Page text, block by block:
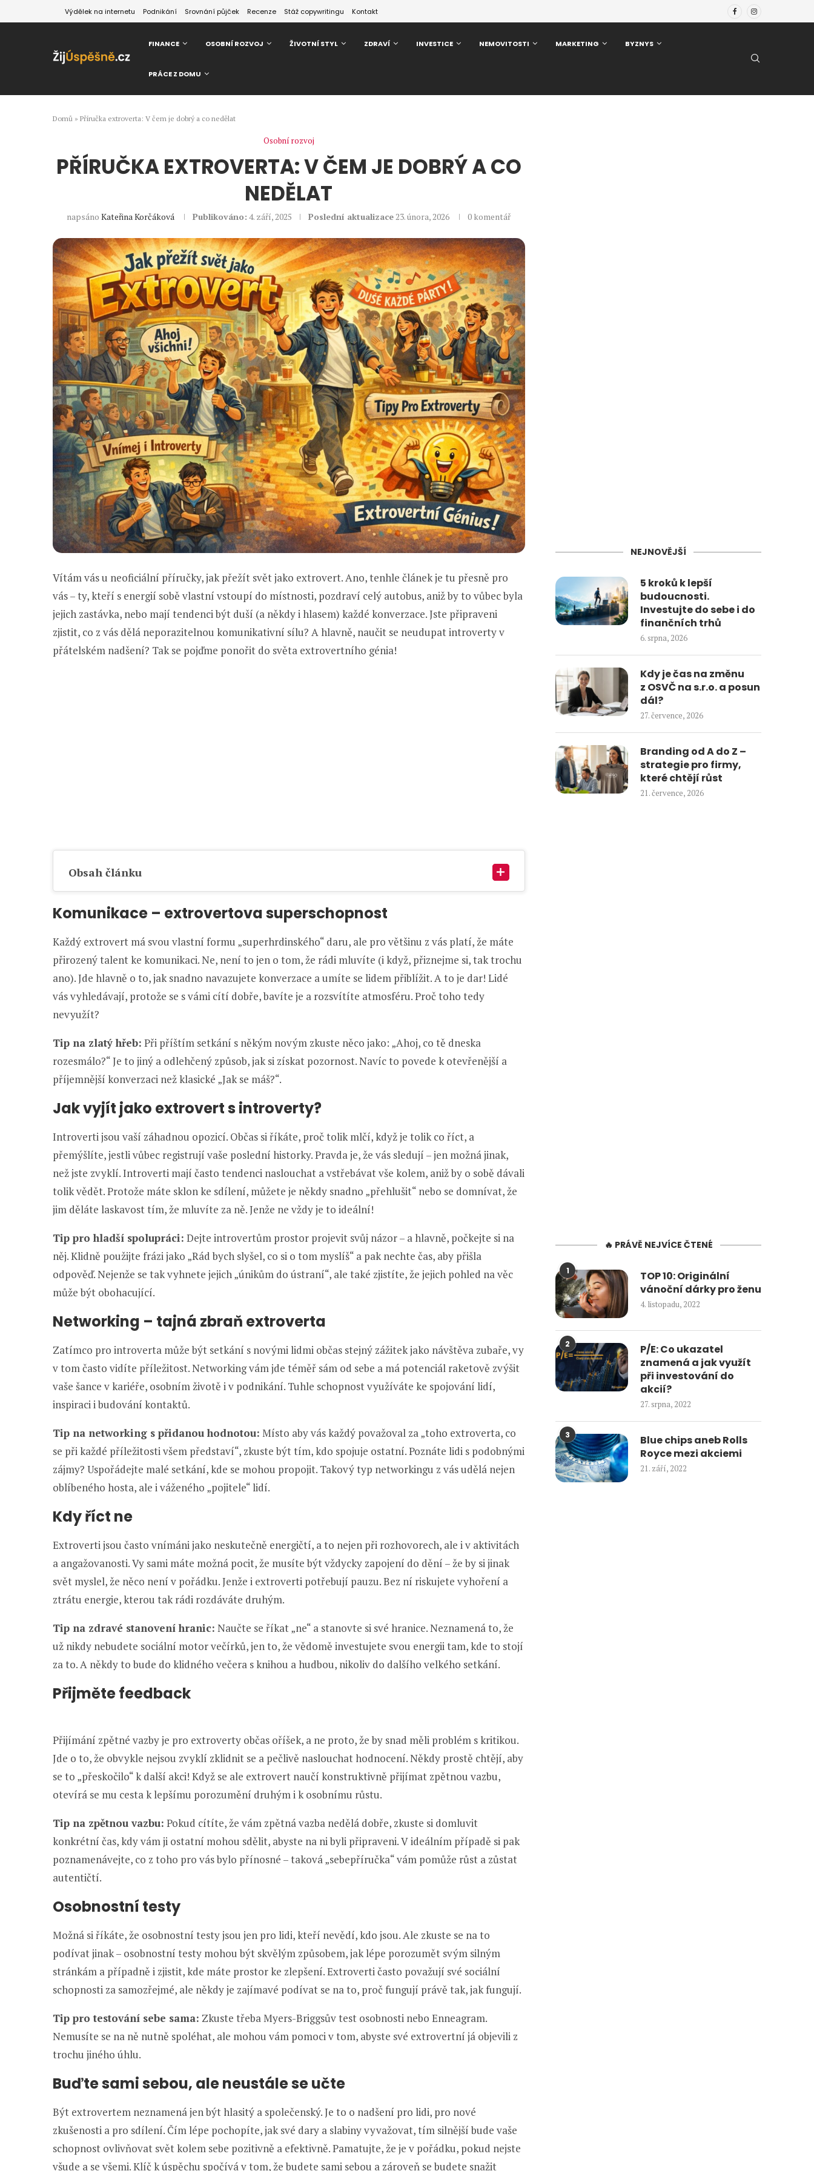
Výdělek na internetu Podnikání Srovnání půjček Recenze Stáž copywritingu Kontakt
FINANCE OSOBNÍ ROZVOJ ŽIVOTNÍ STYL ZDRAVÍ INVESTICE NEMOVITOSTI MARKETING BYZNYS
PRÁCE Z DOMU
Domů » Příručka extroverta: V čem je dobrý a co nedělat
Osobní rozvoj
PŘÍRUČKA EXTROVERTA: V ČEM JE DOBRÝ A CO
NEDĚLAT
napsánoKateřina Korčáková Publikováno: 4. září, 2025 Poslední aktualizace23. února, 2026 0 komentář
Vítám vás u neoficiální příručky, jak přežít svět jako extrovert. Ano, tenhle článek je tu přesně pro
vás – ty, kteří s energií sobě vlastní vstoupí do místnosti, pozdraví celý autobus, aniž by to vůbec byla
jejich zastávka, nebo mají tendenci být duší (a někdy i hlasem) každé konverzace. Jste připraveni
zjistit, co z vás dělá neporazitelnou komunikativní sílu? A hlavně, naučit se neudupat introverty v
přátelském nadšení? Tak se pojďme ponořit do světa extrovertního génia!
Obsah článku
Komunikace – extrovertova superschopnost
Každý extrovert má svou vlastní formu „superhrdinského“ daru, ale pro většinu z vás platí, že máte
přirozený talent ke komunikaci. Ne, není to jen o tom, že rádi mluvíte (i když, přiznejme si, tak trochu
ano). Jde hlavně o to, jak snadno navazujete konverzace a umíte se lidem přiblížit. A to je dar! Lidé
vás vyhledávají, protože se s vámi cítí dobře, bavíte je a rozsvítíte atmosféru. Proč toho tedy
nevyužít?
Tip na zlatý hřeb: Při příštím setkání s někým novým zkuste něco jako: „Ahoj, co tě dneska
rozesmálo?“ Je to jiný a odlehčený způsob, jak si získat pozornost. Navíc to povede k otevřenější a
příjemnější konverzaci než klasické „Jak se máš?“.
Jak vyjít jako extrovert s introverty?
Introverti jsou vaší záhadnou opozicí. Občas si říkáte, proč tolik mlčí, když je tolik co říct, a
přemýšlíte, jestli vůbec registrují vaše poslední historky. Pravda je, že vás sledují – jen možná jinak,
než jste zvyklí. Introverti mají často tendenci naslouchat a vstřebávat vše kolem, aniž by o sobě dávali
tolik vědět. Protože máte sklon ke sdílení, můžete je někdy snadno „přehlušit“ nebo se domnívat, že
jim děláte laskavost tím, že mluvíte za ně. Jenže ne vždy je to ideální!
Tip pro hladší spolupráci: Dejte introvertům prostor projevit svůj názor – a hlavně, počkejte si na
něj. Klidně použijte frázi jako „Rád bych slyšel, co si o tom myslíš“ a pak nechte čas, aby přišla
odpověď. Nejenže se tak vyhnete jejich „únikům do ústraní“, ale také zjistíte, že jejich pohled na věc
může být obohacující.
Networking – tajná zbraň extroverta
Zatímco pro introverta může být setkání s novými lidmi občas stejný zážitek jako návštěva zubaře, vy
v tom často vidíte příležitost. Networking vám jde téměř sám od sebe a má potenciál raketově zvýšit
vaše šance v kariéře, osobním životě i v podnikání. Tuhle schopnost využíváte ke spojování lidí,
inspiraci i budování kontaktů.
Tip na networking s přidanou hodnotou: Místo aby vás každý považoval za „toho extroverta, co
se při každé příležitosti všem představí“, zkuste být tím, kdo spojuje ostatní. Poznáte lidi s podobnými
zájmy? Uspořádejte malé setkání, kde se mohou propojit. Takový typ networkingu z vás udělá nejen
oblíbeného hosta, ale i váženého „pojitele“ lidí.
Kdy říct ne
Extroverti jsou často vnímáni jako neskutečně energičtí, a to nejen při rozhovorech, ale i v aktivitách
a angažovanosti. Vy sami máte možná pocit, že musíte být vždycky zapojení do dění – že by si jinak
svět myslel, že něco není v pořádku. Jenže i extroverti potřebují pauzu. Bez ní riskujete vyhoření a
ztrátu energie, kterou tak rádi rozdáváte druhým.
Tip na zdravé stanovení hranic: Naučte se říkat „ne“ a stanovte si své hranice. Neznamená to, že
už nikdy nebudete sociální motor večírků, jen to, že vědomě investujete svou energii tam, kde to stojí
za to. A někdy to bude do klidného večera s knihou a hudbou, nikoliv do dalšího velkého setkání.
Přijměte feedback
Přijímání zpětné vazby je pro extroverty občas oříšek, a ne proto, že by snad měli problém s kritikou.
Jde o to, že obvykle nejsou zvyklí zklidnit se a pečlivě naslouchat hodnocení. Někdy prostě chtějí, aby
se to „přeskočilo“ k další akci! Když se ale extrovert naučí konstruktivně přijímat zpětnou vazbu,
otevírá se mu cesta k lepšímu porozumění druhým i k osobnímu růstu.
Tip na zpětnou vazbu: Pokud cítíte, že vám zpětná vazba nedělá dobře, zkuste si domluvit
konkrétní čas, kdy vám ji ostatní mohou sdělit, abyste na ni byli připraveni. V ideálním případě si pak
poznamenávejte, co z toho pro vás bylo přínosné – taková „sebepříručka“ vám pomůže růst a zůstat
autentičtí.
Osobnostní testy
Možná si říkáte, že osobnostní testy jsou jen pro lidi, kteří nevědí, kdo jsou. Ale zkuste se na to
podívat jinak – osobnostní testy mohou být skvělým způsobem, jak lépe porozumět svým silným
stránkám a případně i zjistit, kde máte prostor ke zlepšení. Extroverti často považují své sociální
schopnosti za samozřejmé, ale někdy je zajímavé podívat se na to, proč fungují právě tak, jak fungují.
Tip pro testování sebe sama: Zkuste třeba Myers-Briggsův test osobnosti nebo Enneagram.
Nemusíte se na ně nutně spoléhat, ale mohou vám pomoci v tom, abyste své extrovertní já objevili z
trochu jiného úhlu.
Buďte sami sebou, ale neustále se učte
Být extrovertem neznamená jen být hlasitý a společenský. Je to o nadšení pro lidi, pro nové
zkušenosti a pro sdílení. Čím lépe pochopíte, jak své dary a slabiny vyvažovat, tím silnější bude vaše
schopnost ovlivňovat svět kolem sebe pozitivně a efektivně. Pamatujte, že je v pořádku, pokud nejste
všude a se všemi. Klíč k úspěchu spočívá v tom, že budete sami sebou a zároveň se budete snažit
NEJNOVĚJŠÍ
5 kroků k lepší
budoucnosti.
Investujte do sebe i do
finančních trhů
6. srpna, 2026
Kdy je čas na změnu
z OSVČ na s.r.o. a posun
dál?
27. července, 2026
Branding od A do Z –
strategie pro firmy,
které chtějí růst
21. července, 2026
🔥 PRÁVĚ NEJVÍCE ČTENÉ
1
TOP 10: Originální
vánoční dárky pro ženu
4. listopadu, 2022
2
P/E: Co ukazatel
znamená a jak využít
při investování do
akcií?
27. srpna, 2022
3
Blue chips aneb Rolls
Royce mezi akciemi
21. září, 2022